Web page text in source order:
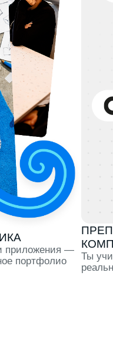
—
КОМПАНИЙ
Ты учишься
реально
семестра,
для